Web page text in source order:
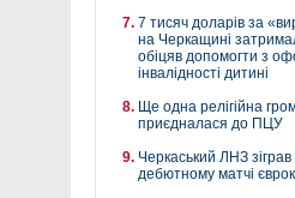
7 тисяч доларів за
на Черкащині
обіцяв допомогти з
інвалідності дитині
Ще одна релігійна
приєдналася до ПЦУ
Черкаський ЛНЗ
дебютному матчі